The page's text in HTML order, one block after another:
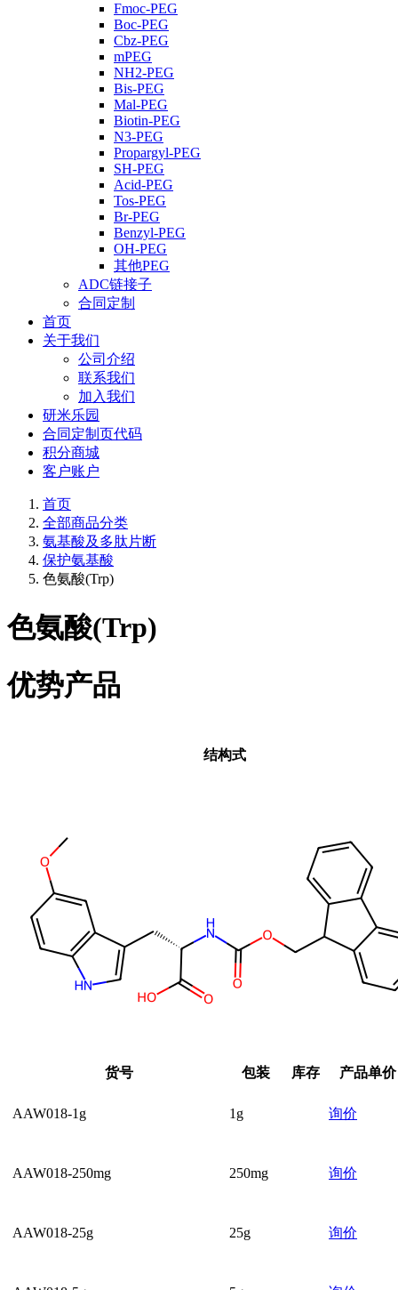
Fmoc-PEG
Boc-PEG
Cbz-PEG
mPEG
NH2-PEG
Bis-PEG
Mal-PEG
Biotin-PEG
N3-PEG
Propargyl-PEG
SH-PEG
Acid-PEG
Tos-PEG
Br-PEG
Benzyl-PEG
OH-PEG
其他PEG
ADC链接子
合同定制
首页
关于我们
公司介绍
联系我们
加入我们
研米乐园
合同定制页代码
积分商城
客户账户
首页
全部商品分类
氨基酸及多肽片断
保护氨基酸
色氨酸(Trp)
色氨酸(Trp)
优势产品
结构式
货号 包装 库存 产品单价
AAW018-1g 1g 询价
AAW018-250mg 250mg 询价
AAW018-25g 25g 询价